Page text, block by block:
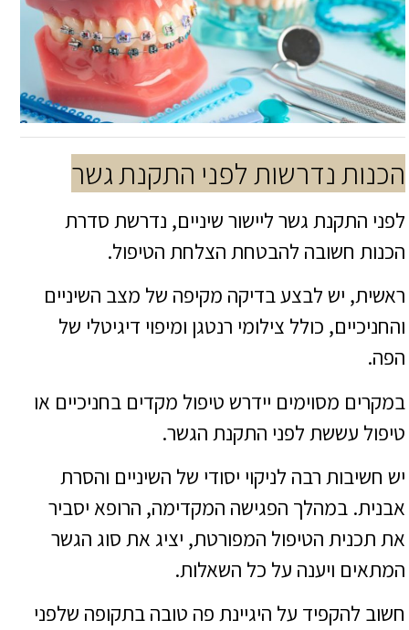
הכנות נדרשות לפני התקנת גשר
לפני התקנת גשר ליישור שיניים, נדרשת סדרת
הכנות חשובה להבטחת הצלחת הטיפול.
ראשית, יש לבצע בדיקה מקיפה של מצב השיניים
והחניכיים, כולל צילומי רנטגן ומיפוי דיגיטלי של
הפה.
במקרים מסוימים יידרש טיפול מקדים בחניכיים או
טיפול עששת לפני התקנת הגשר.
יש חשיבות רבה לניקוי יסודי של השיניים והסרת
אבנית. במהלך הפגישה המקדימה, הרופא יסביר
את תכנית הטיפול המפורטת, יציג את סוג הגשר
המתאים ויענה על כל השאלות.
חשוב להקפיד על היגיינת פה טובה בתקופה שלפני